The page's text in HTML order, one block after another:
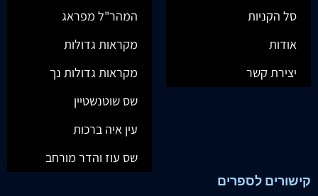
סל הקניות
אודות
יצירת קשר
המהר"ל מפראג
מקראות גדולות
מקראות גדולות נך
שס שוטנשטיין
עין איה ברכות
שס עוז והדר מורחב
קישורים לספרים